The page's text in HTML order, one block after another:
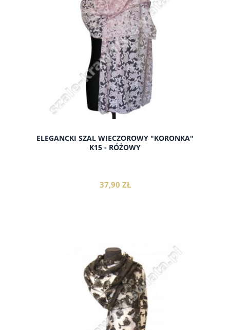
ELEGANCKI SZAL WIECZOROWY "KORONKA"
K15 - RÓŻOWY
37,90 ZŁ
do koszyka